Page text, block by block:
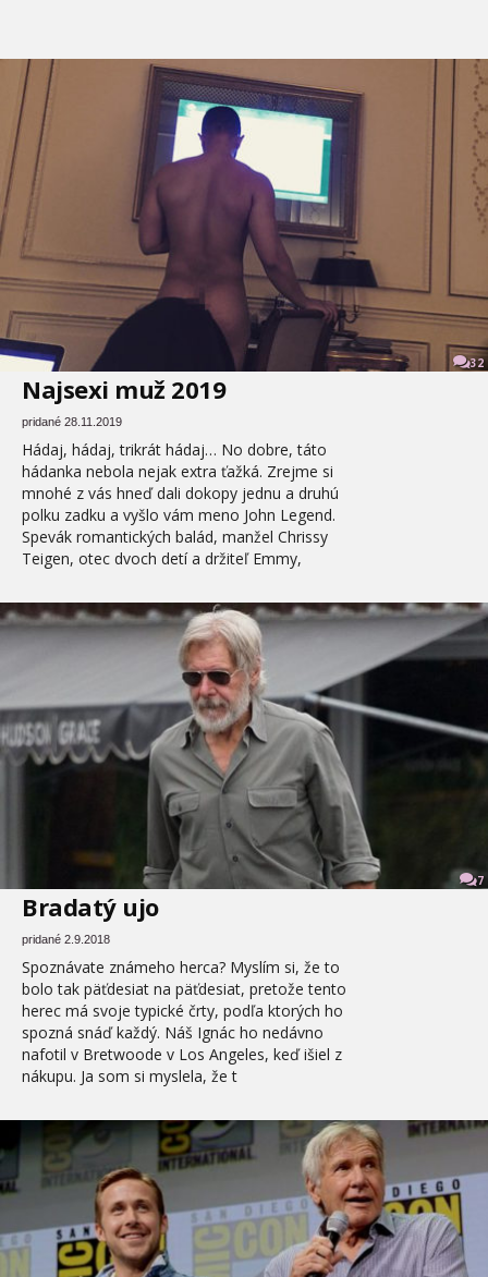
32
Najsexi muž 2019
pridané 28.11.2019
Hádaj, hádaj, trikrát hádaj… No dobre, táto
hádanka nebola nejak extra ťažká. Zrejme si
mnohé z vás hneď dali dokopy jednu a druhú
polku zadku a vyšlo vám meno John Legend.
Spevák romantických balád, manžel Chrissy
Teigen, otec dvoch detí a držiteľ Emmy,
7
Bradatý ujo
pridané 2.9.2018
Spoznávate známeho herca? Myslím si, že to
bolo tak päťdesiat na päťdesiat, pretože tento
herec má svoje typické črty, podľa ktorých ho
spozná snáď každý. Náš Ignác ho nedávno
nafotil v Bretwoode v Los Angeles, keď išiel z
nákupu. Ja som si myslela, že t